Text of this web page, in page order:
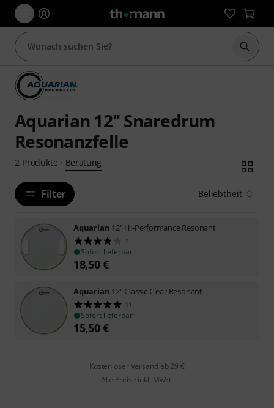
Suche
Aquarian 12" Snaredrum
Resonanzfelle
2 Produkte · Beratung
Filter Beliebtheit
Aquarian 12" Hi-Performance Resonant
7
Sofort lieferbar
18,50€
Aquarian 12" Classic Clear Resonant
11
Sofort lieferbar
15,50€
Kostenloser Versand ab 29 €
Alle Preise inkl. MwSt.